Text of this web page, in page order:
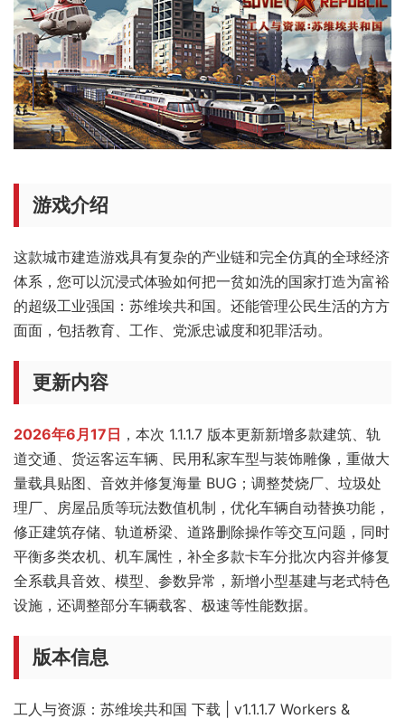
游戏介绍
这款城市建造游戏具有复杂的产业链和完全仿真的全球经济
体系，您可以沉浸式体验如何把一贫如洗的国家打造为富裕
的超级工业强国：苏维埃共和国。还能管理公民生活的方方
面面，包括教育、工作、党派忠诚度和犯罪活动。
更新内容
2026年6月17日 ，本次 1.1.1.7 版本更新新增多款建筑、轨
道交通、货运客运车辆、民用私家车型与装饰雕像，重做大
量载具贴图、音效并修复海量 BUG；调整焚烧厂、垃圾处
理厂、房屋品质等玩法数值机制，优化车辆自动替换功能，
修正建筑存储、轨道桥梁、道路删除操作等交互问题，同时
平衡多类农机、机车属性，补全多款卡车分批次内容并修复
全系载具音效、模型、参数异常，新增小型基建与老式特色
设施，还调整部分车辆载客、极速等性能数据。
版本信息
工人与资源：苏维埃共和国 下载 | v1.1.1.7 Workers &